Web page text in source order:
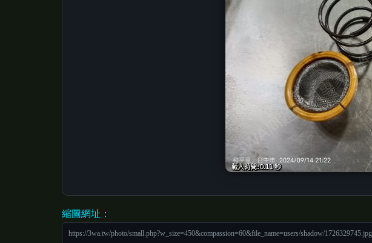
縮圖網址：
https://3wa.tw/photo/small.php?w_size=450&compassion=60&file_name=users/shadow/1726329745.jpg